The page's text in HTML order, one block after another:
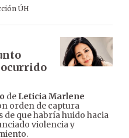
ÚH
de Leticia Marlene
orden de captura
que habría huido hacia
violencia y